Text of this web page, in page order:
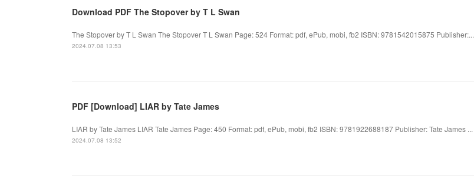
Download PDF The Stopover by T L Swan
The Stopover by T L Swan The Stopover T L Swan Page: 524 Format: pdf, ePub, mobi, fb2 ISBN: 9781542015875 Publisher:...
2024.07.08 13:53
PDF [Download] LIAR by Tate James
LIAR by Tate James LIAR Tate James Page: 450 Format: pdf, ePub, mobi, fb2 ISBN: 9781922688187 Publisher: Tate James ...
2024.07.08 13:52